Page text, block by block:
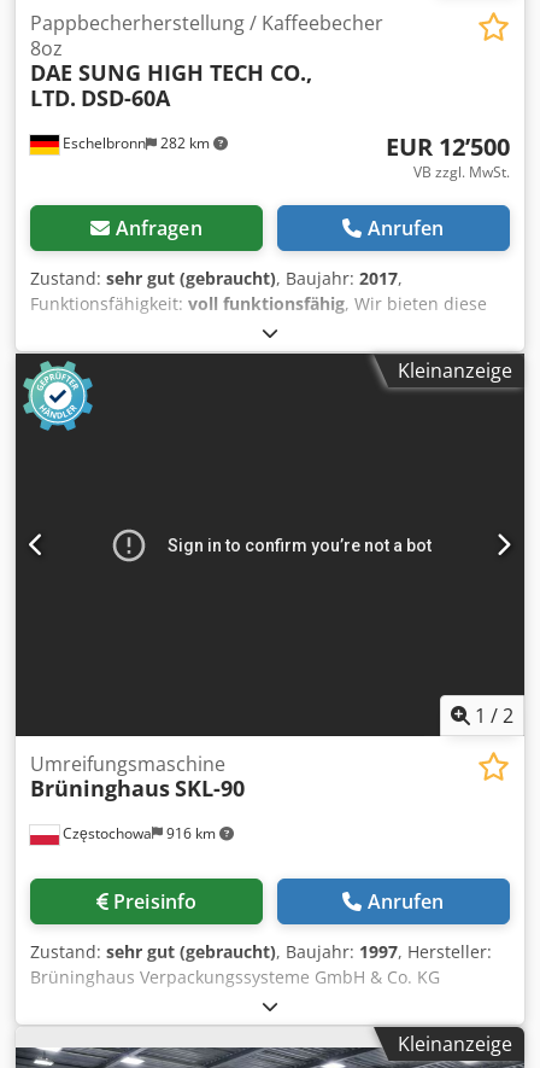
Eschelbronn 282 km
Pappbecherherstellung / Kaffeebecher
8oz
DAE SUNG HIGH TECH CO.,
LTD. DSD-60A
EUR 12’500
VB zzgl. MwSt.
Anfragen Anrufen
Zustand: sehr gut (gebraucht), Baujahr: 2017,
Funktionsfähigkeit: voll funktionsfähig, Wir bieten diese
sehr gut erhaltene Maschine zur Pappbecherherstellung
(8oz), Baujahr 2017, an. Maschinenbezeichnung:
Pappbecher / Paper Cup Maschine (8oz) Dsdpfx Aqsziau
Deqokr Hersteller: DAE SUNG HIGH TECH CO., LTD. Modell:
DSD-60A Seriennummer: 17-DS-0027_INTERPACK Baujahr:
Rückfragen haben oder mehr Informationen benötigen,
schreiben Sie uns gerne eine Nachricht oder rufen uns an.
Kleinanzeige
1 /2
Częstochowa 916 km
Umreifungsmaschine
BrüninghausSKL-90
Preisinfo Anrufen
Zustand: sehr gut (gebraucht), Baujahr: 1997, Hersteller:
Brüninghaus Verpackungssysteme GmbH & Co. KG
Baujahr: 1997 Maschinennummer: 1390542 Modell: SKL-90
Dksdpfx Aeyubh Dsqqer
Kleinanzeige